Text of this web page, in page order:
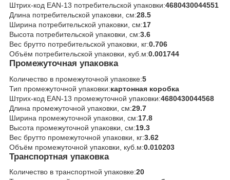
Штрих-код EAN-13 потребительской упаковки:4680430044551
Длина потребительской упаковки, см:28.5
Ширина потребительской упаковки, см:17
Высота потребительской упаковки, см:3.6
Вес брутто потребительской упаковки, кг:0.706
Объём потребительской упаковки, куб.м:0.001744
Промежуточная упаковка
Количество в промежуточной упаковке:5
Тип промежуточной упаковки:картонная коробка
Штрих-код EAN-13 промежуточной упаковки:4680430044568
Длина промежуточной упаковки, см:29.7
Ширина промежуточной упаковки, см:17.8
Высота промежуточной упаковки, см:19.3
Вес брутто промежуточной упаковки, кг:3.62
Объём промежуточной упаковки, куб.м:0.010203
Транспортная упаковка
Количество в транспортной упаковке:20